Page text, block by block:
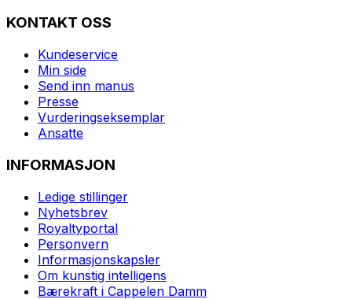
KONTAKT OSS
Kundeservice
Min side
Send inn manus
Presse
Vurderingseksemplar
Ansatte
INFORMASJON
Ledige stillinger
Nyhetsbrev
Royaltyportal
Personvern
Informasjonskapsler
Om kunstig intelligens
Bærekraft i Cappelen Damm